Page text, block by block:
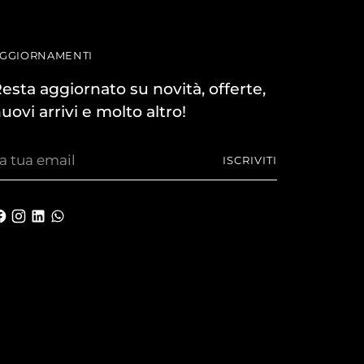
aggiornato su novità, offerte,
arrivi e molto altro!
ISCRIVITI